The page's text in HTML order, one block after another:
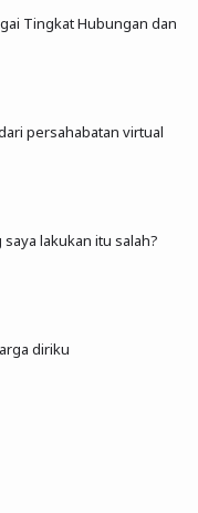
Tingkat Hubungan dan
persahabatan virtual
lakukan itu salah?
diriku